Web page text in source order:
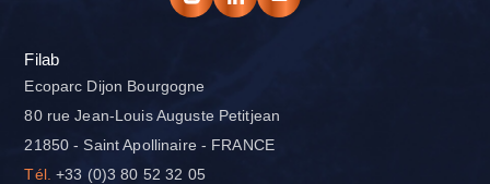
Filab
Ecoparc Dijon Bourgogne
80 rue Jean-Louis Auguste Petitjean
21850 - Saint Apollinaire - FRANCE
Tél. +33 (0)3 80 52 32 05